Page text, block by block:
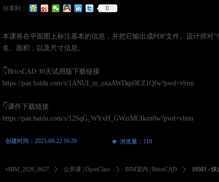
vBIM_2026_0627 ꄲ 公开课 | OpenClass ꄲ BIM室内 | BricsCAD ꄲ 10503 -
本课将在平面图上标注基本的信息，并把它输出成PDF文件。设计师
名、面积，以及尺寸信息。
👇BricsCAD 30天试用版下载链接
https://pan.baidu.com/s/1ANUI_m_uxaAWDqu9EZ1Qfw?pwd=vbim
👇课件下载链接
https://pan.baidu.com/s/12SqG_WYxH_GWztMCIkzn0w?pwd=vbim
创建时间： 2025-09-22 16:20 넶 浏览量： 110
分享到： 0